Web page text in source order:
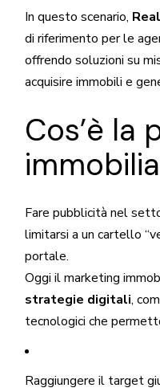
In questo scenario,
di riferimento per le
offrendo soluzioni su
acquisire immobili e
Cos’è la
Fare pubblicità nel
limitarsi a un cartello
portale.
Oggi il marketing
strategie digitali,
tecnologici che
Raggiungere il target